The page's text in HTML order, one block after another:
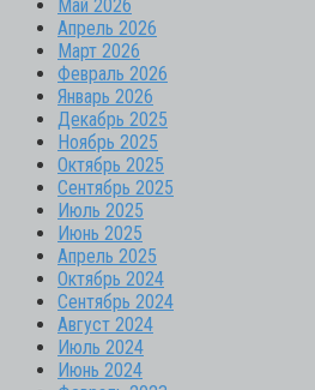
Май 2026
Апрель 2026
Март 2026
Февраль 2026
Январь 2026
Декабрь 2025
Ноябрь 2025
Октябрь 2025
Сентябрь 2025
Июль 2025
Июнь 2025
Апрель 2025
Октябрь 2024
Сентябрь 2024
Август 2024
Июль 2024
Июнь 2024